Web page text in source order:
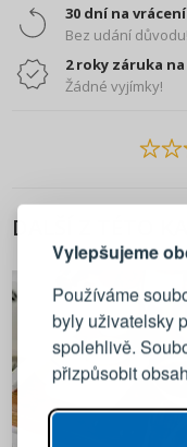
Vylepšujeme
Používáme
byly uživatelsky
spolehlivě.
přizpůsobit
30 dní na
Bez udání důvodu!
2 roky záruka
Žádné vyjímky!
DALŠÍ Z TÉTO
Emailová